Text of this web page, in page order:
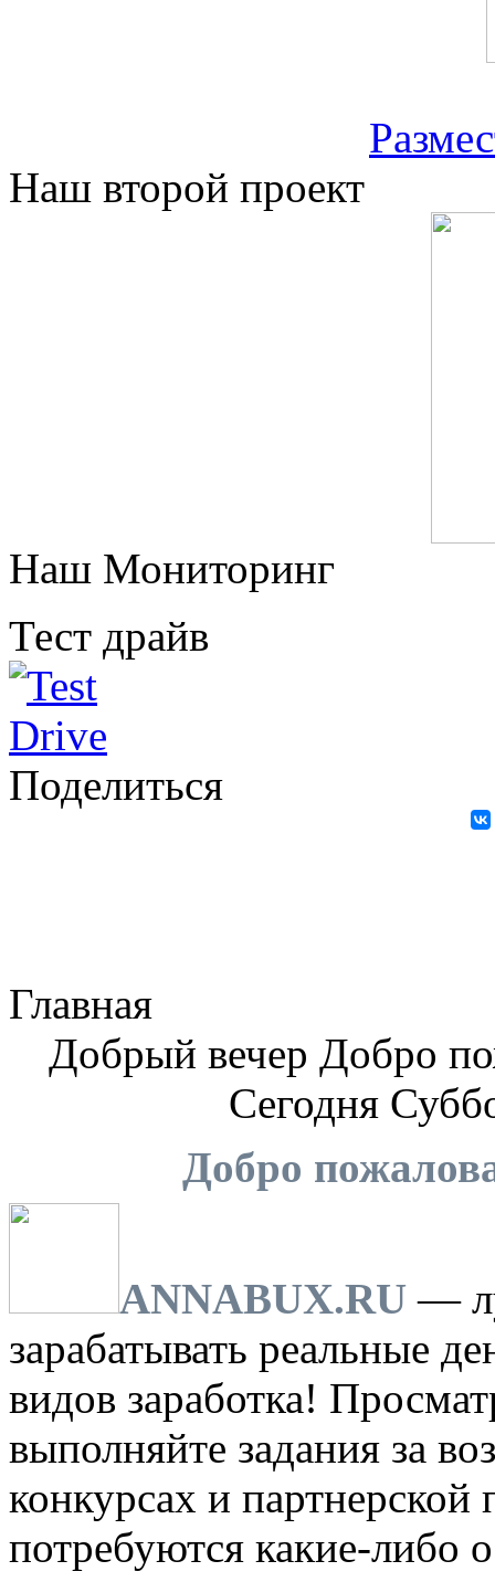
Наш второй проект
Наш Мониторинг
Тест драйв
Поделиться
Главная
Добрый вечер Добро
Сегодня
Добро
ANNABUX.RU —
зарабатывать реальные
видов заработка!
выполняйте задания за
конкурсах и
потребуются какие-либо